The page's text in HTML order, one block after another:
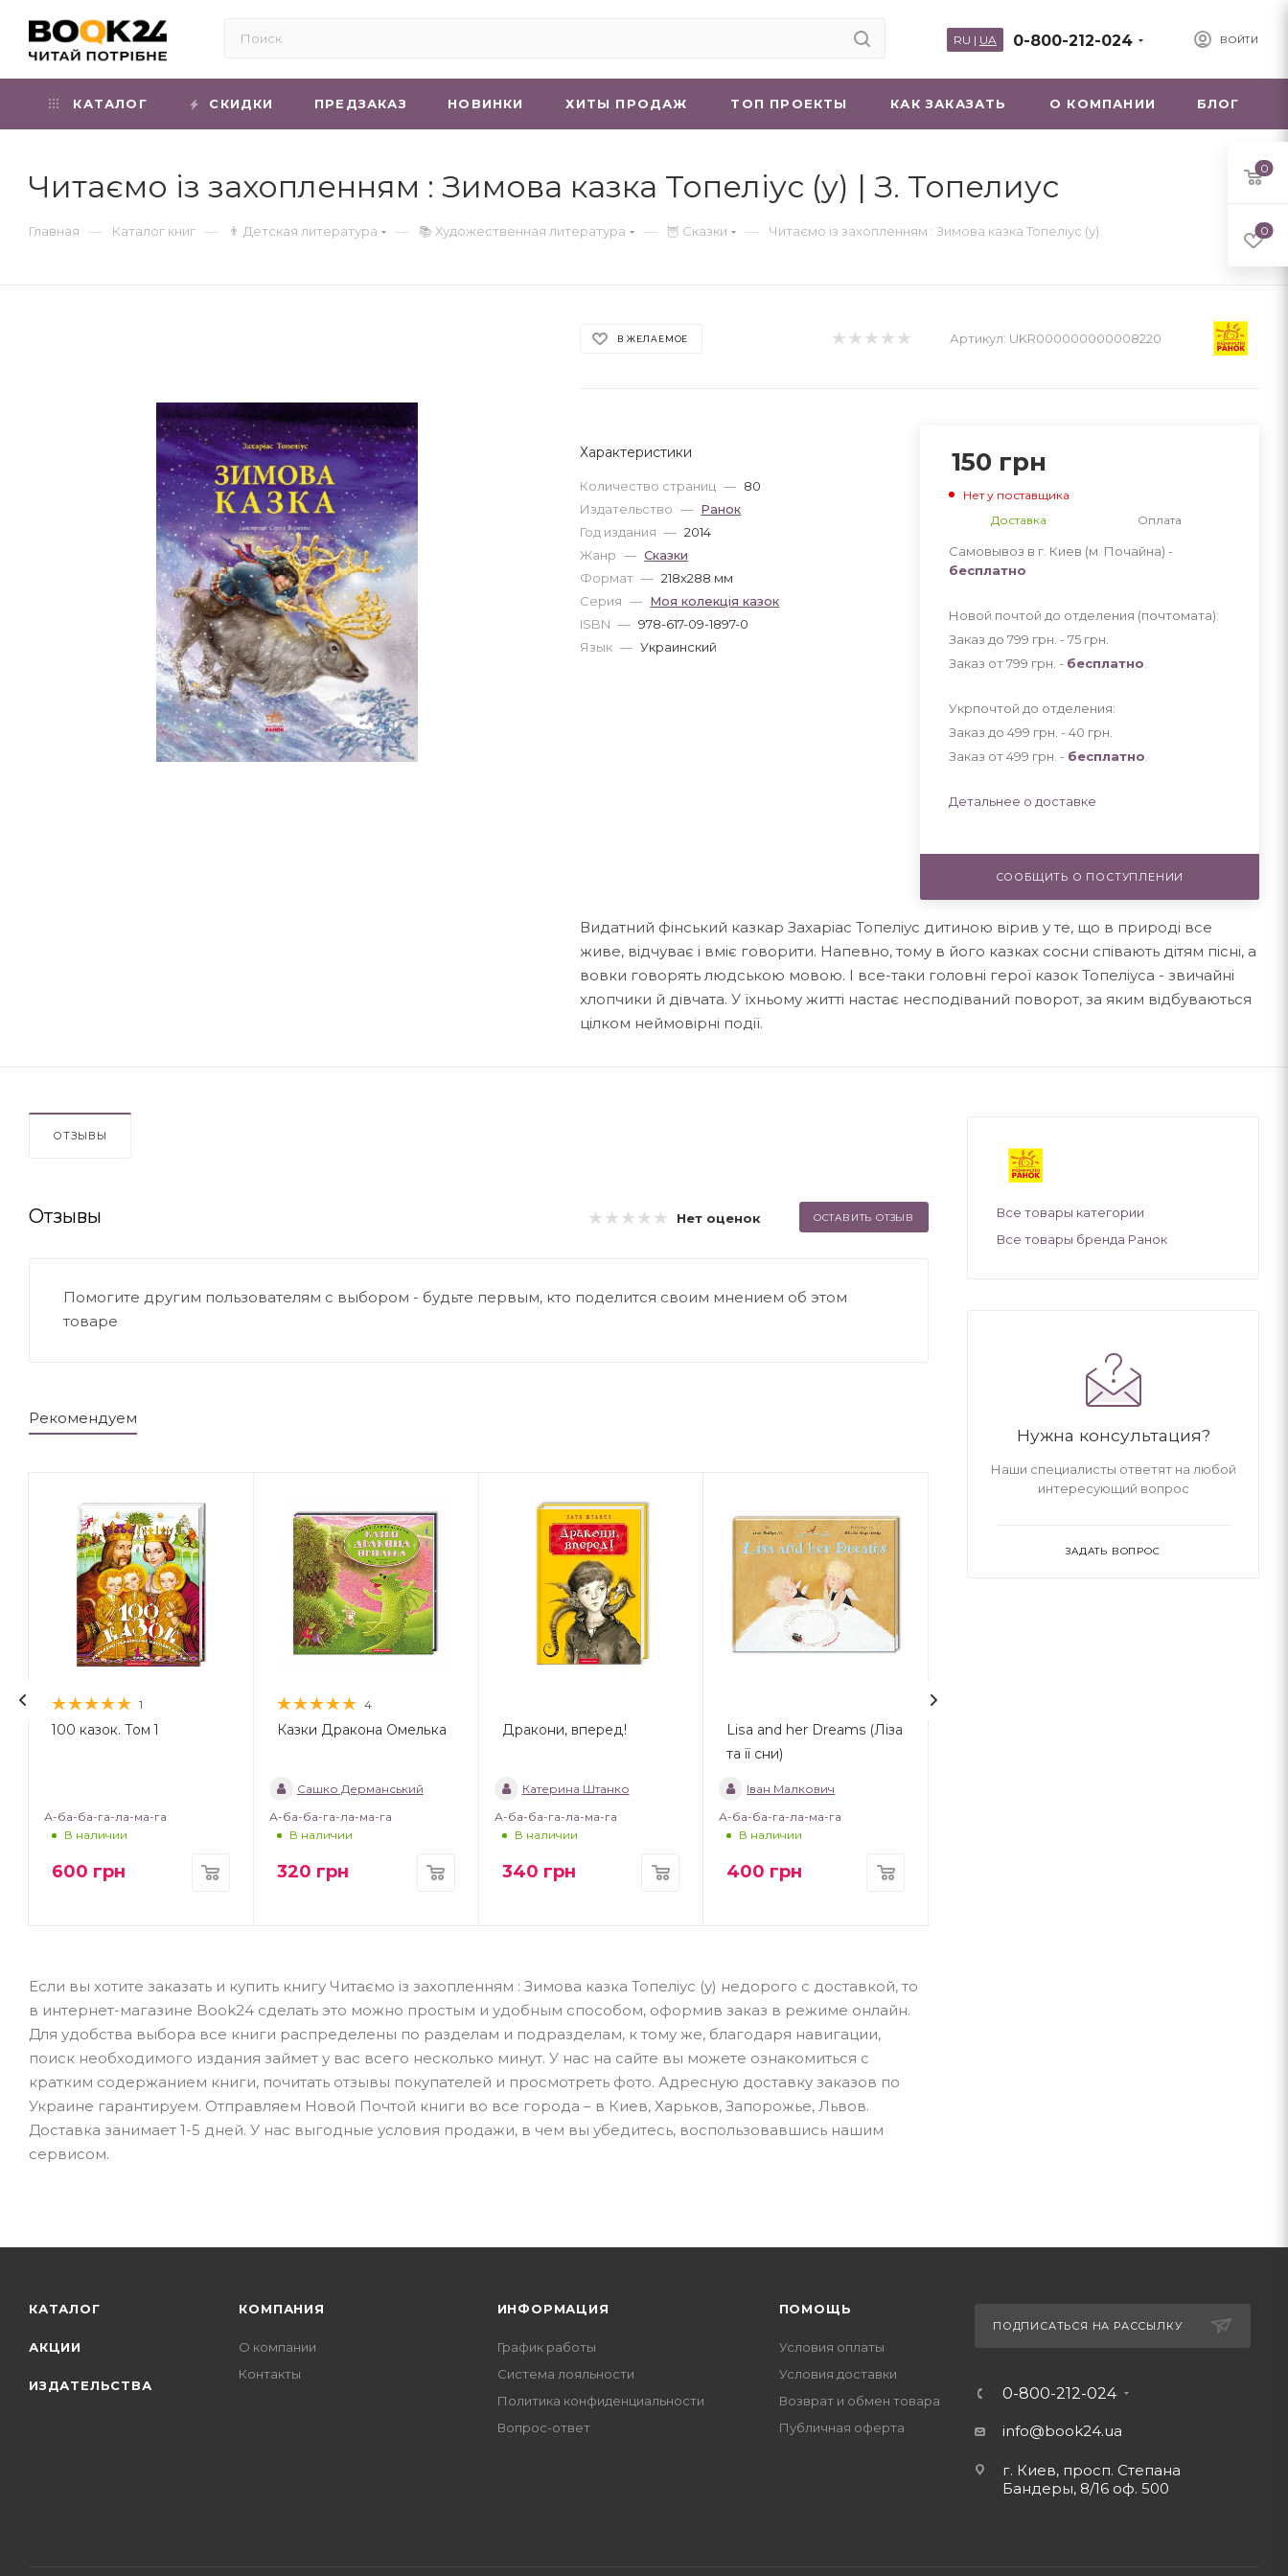
ВОЙТИ
0-800-212-024
RU | UA
КАТАЛОГ СКИДКИ ПРЕДЗАКАЗ НОВИНКИ ХИТЫ ПРОДАЖ ТОП ПРОЕКТЫ КАК ЗАКАЗАТЬ О КОМПАНИИ БЛОГ
Читаємо із захопленням : Зимова казка Топеліус (у) | З. Топелиус
Главная — Каталог книг — 👨 Детская литература — 📚 Художественная литература — 🦉 Сказки — Читаємо із захопленням : Зимова казка Топеліус (у)
В ЖЕЛАЕМОЕ Артикул: UKR000000000008220
Характеристики
Количество страниц — 80
Издательство — Ранок
Год издания — 2014
Жанр — Сказки
Формат — 218x288 мм
Серия — Моя колекція казок
ISBN — 978-617-09-1897-0
Язык — Украинский
150 грн
Нет у поставщика
Доставка
Оплата
Самовывоз в г. Киев (м. Почайна) -
бесплатно
Новой почтой до отделения (почтомата):
Заказ до 799 грн. - 75 грн
Заказ от 799 грн. - бесплатно
Укрпочтой до отделения:
Заказ до 499 грн. - 40 грн
Заказ от 499 грн. - бесплатно
Детальнее о доставке
СООБЩИТЬ О ПОСТУПЛЕНИИ
Видатний фінський казкар Захаріас Топеліус дитиною вірив у те, що в природі все
живе, відчуває і вміє говорити. Напевно, тому в його казках сосни співають дітям пісні, а
вовки говорять людською мовою. І все-таки головні герої казок Топеліуса - звичайні
хлопчики й дівчата. У їхньому житті настає несподіваний поворот, за яким відбуваються
цілком неймовірні події.
ОТЗЫВЫ
Отзывы Нет оценок ОСТАВИТЬ ОТЗЫВ
Помогите другим пользователям с выбором - будьте первым, кто поделится своим мнением об этом
товаре
Рекомендуем
1
100 казок. Том 1
А-ба-ба-га-ла-ма-га
В наличии
600 грн
4
Казки Дракона Омелька
Сашко Дерманський
А-ба-ба-га-ла-ма-га
В наличии
320 грн
Дракони, вперед!
Катерина Штанко
А-ба-ба-га-ла-ма-га
В наличии
340 грн
Lisa and her Dreams (Ліза
та її сни)
Іван Малкович
А-ба-ба-га-ла-ма-га
В наличии
400 грн
Если вы хотите заказать и купить книгу Читаємо із захопленням : Зимова казка Топеліус (у) недорого с доставкой, то
в интернет-магазине Book24 сделать это можно простым и удобным способом, оформив заказ в режиме онлайн.
Для удобства выбора все книги распределены по разделам и подразделам, к тому же, благодаря навигации,
поиск необходимого издания займет у вас всего несколько минут. У нас на сайте вы можете ознакомиться с
кратким содержанием книги, почитать отзывы покупателей и просмотреть фото. Адресную доставку заказов по
Украине гарантируем. Отправляем Новой Почтой книги во все города – в Киев, Харьков, Запорожье, Львов.
Доставка занимает 1-5 дней. У нас выгодные условия продажи, в чем вы убедитесь, воспользовавшись нашим
сервисом.
Все товары категории
Все товары бренда Ранок
Нужна консультация?
Наши специалисты ответят на любой
интересующий вопрос
ЗАДАТЬ ВОПРОС
КАТАЛОГ
АКЦИИ
ИЗДАТЕЛЬСТВА
КОМПАНИЯ
О компании
Контакты
ИНФОРМАЦИЯ
График работы
Система лояльности
Политика конфиденциальности
Вопрос-ответ
ПОМОЩЬ
Условия оплаты
Условия доставки
Возврат и обмен товара
Публичная оферта
ПОДПИСАТЬСЯ НА РАССЫЛКУ
0-800-212-024
info@book24.ua
г. Киев, просп. Степана
Бандеры, 8/16 оф. 500
0
0